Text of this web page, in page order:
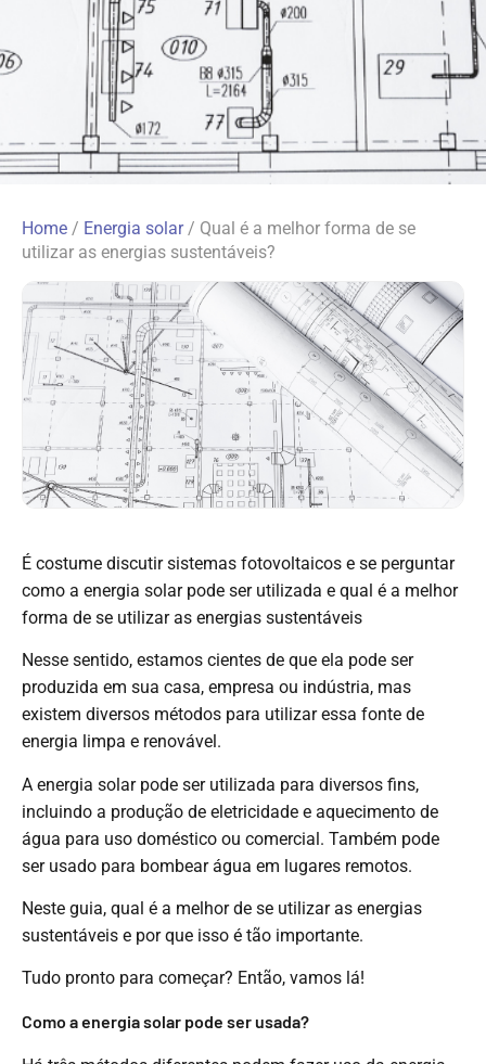
Home / Energia solar/ Qual é a melhor forma de se
utilizar as energias sustentáveis?
É costume discutir sistemas fotovoltaicos e se perguntar
como a energia solar pode ser utilizada e qual é a melhor
forma de se utilizar as energias sustentáveis
Nesse sentido, estamos cientes de que ela pode ser
produzida em sua casa, empresa ou indústria, mas
existem diversos métodos para utilizar essa fonte de
energia limpa e renovável.
A energia solar pode ser utilizada para diversos fins,
incluindo a produção de eletricidade e aquecimento de
água para uso doméstico ou comercial. Também pode
ser usado para bombear água em lugares remotos.
Neste guia, qual é a melhor de se utilizar as energias
sustentáveis e por que isso é tão importante.
Tudo pronto para começar? Então, vamos lá!
Como a energia solar pode ser usada?